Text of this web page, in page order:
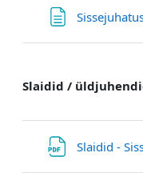
Slaidid /
Slaidid -